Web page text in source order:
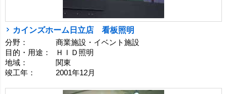
カインズホーム日立店 看板照明
分野：
商業施設・イベント施設
目的・用途：
ＨＩＤ照明
地域：
関東
竣工年：
2001年12月